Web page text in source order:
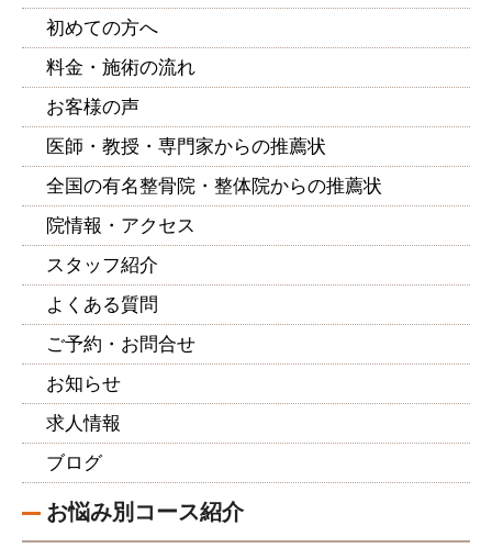
初めての方へ
料金・施術の流れ
お客様の声
医師・教授・専門家からの推薦状
全国の有名整骨院・整体院からの推薦状
院情報・アクセス
スタッフ紹介
よくある質問
ご予約・お問合せ
お知らせ
求人情報
ブログ
お悩み別コース紹介